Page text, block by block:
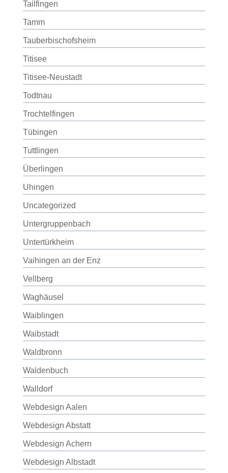
Tailfingen
Tamm
Tauberbischofsheim
Titisee
Titisee-Neustadt
Todtnau
Trochtelfingen
Tübingen
Tuttlingen
Überlingen
Uhingen
Uncategorized
Untergruppenbach
Untertürkheim
Vaihingen an der Enz
Vellberg
Waghäusel
Waiblingen
Waibstadt
Waldbronn
Waldenbuch
Walldorf
Webdesign Aalen
Webdesign Abstatt
Webdesign Achern
Webdesign Albstadt